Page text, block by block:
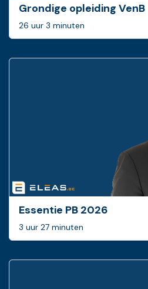
Grondige opleiding VenB
26 uur 3 minuten
Essentie PB 2026
3 uur 27 minuten